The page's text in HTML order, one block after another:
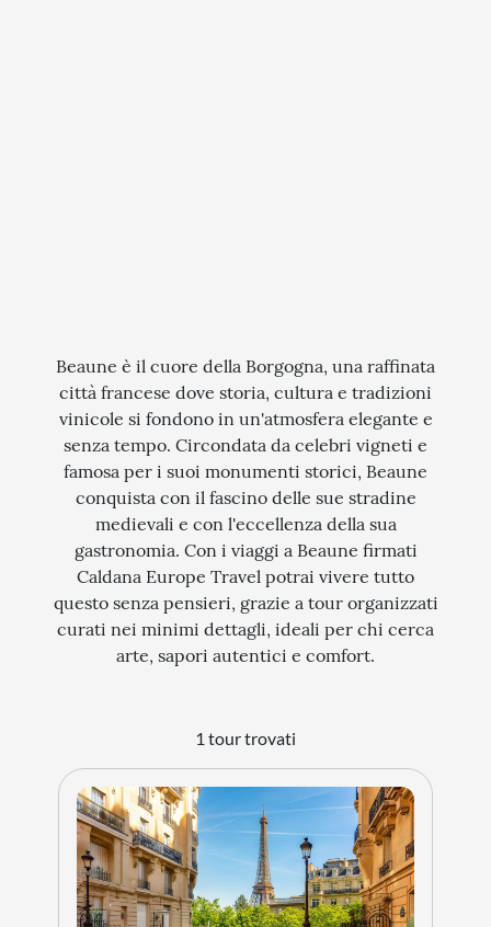
Beaune è il cuore della Borgogna, una raffinata
città francese dove storia, cultura e tradizioni
vinicole si fondono in un'atmosfera elegante e
senza tempo. Circondata da celebri vigneti e
famosa per i suoi monumenti storici, Beaune
conquista con il fascino delle sue stradine
medievali e con l'eccellenza della sua
gastronomia. Con i viaggi a Beaune firmati
Caldana Europe Travel potrai vivere tutto
questo senza pensieri, grazie a tour organizzati
curati nei minimi dettagli, ideali per chi cerca
arte, sapori autentici e comfort.
1 tour trovati
TRATTI DI PASSEGGIATA
SCOPERTA
NATURA
I LUOGHI DELLO SPIRITO
STORIA
CITTÀ
EVENTI SPECIALI
ARTE E CULTURA